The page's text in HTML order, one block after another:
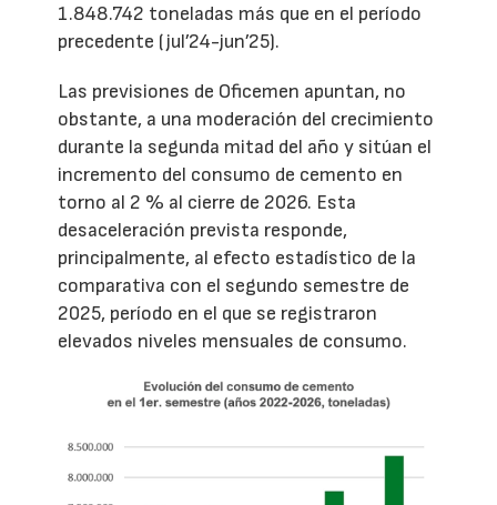
1.848.742 toneladas más que en el período
precedente (jul’24-jun’25).
Las previsiones de Oficemen apuntan, no
obstante, a una moderación del crecimiento
durante la segunda mitad del año y sitúan el
incremento del consumo de cemento en
torno al 2 % al cierre de 2026. Esta
desaceleración prevista responde,
principalmente, al efecto estadístico de la
comparativa con el segundo semestre de
2025, período en el que se registraron
elevados niveles mensuales de consumo.